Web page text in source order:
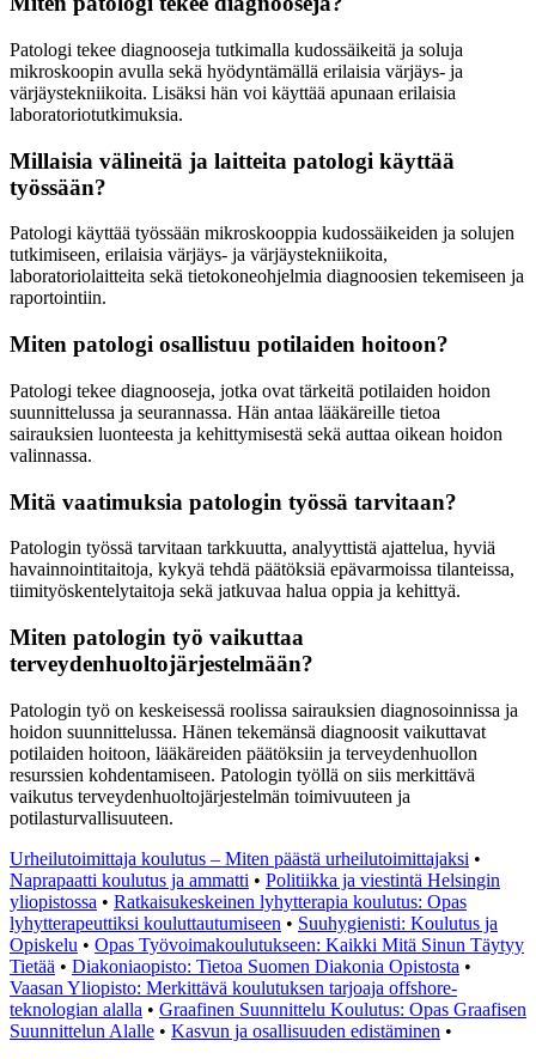
Patologi tekee diagnooseja tutkimalla kudossäikeitä ja soluja
mikroskoopin avulla sekä hyödyntämällä erilaisia värjäys- ja
värjäystekniikoita. Lisäksi hän voi käyttää apunaan erilaisia
laboratoriotutkimuksia.
Millaisia välineitä ja laitteita patologi käyttää
työssään?
Patologi käyttää työssään mikroskooppia kudossäikeiden ja solujen
tutkimiseen, erilaisia värjäys- ja värjäystekniikoita,
laboratoriolaitteita sekä tietokoneohjelmia diagnoosien tekemiseen ja
raportointiin.
Miten patologi osallistuu potilaiden hoitoon?
Patologi tekee diagnooseja, jotka ovat tärkeitä potilaiden hoidon
suunnittelussa ja seurannassa. Hän antaa lääkäreille tietoa
sairauksien luonteesta ja kehittymisestä sekä auttaa oikean hoidon
valinnassa.
Mitä vaatimuksia patologin työssä tarvitaan?
Patologin työssä tarvitaan tarkkuutta, analyyttistä ajattelua, hyviä
havainnointitaitoja, kykyä tehdä päätöksiä epävarmoissa tilanteissa,
tiimityöskentelytaitoja sekä jatkuvaa halua oppia ja kehittyä.
Miten patologin työ vaikuttaa
terveydenhuoltojärjestelmään?
Patologin työ on keskeisessä roolissa sairauksien diagnosoinnissa ja
hoidon suunnittelussa. Hänen tekemänsä diagnoosit vaikuttavat
potilaiden hoitoon, lääkäreiden päätöksiin ja terveydenhuollon
resurssien kohdentamiseen. Patologin työllä on siis merkittävä
vaikutus terveydenhuoltojärjestelmän toimivuuteen ja
potilasturvallisuuteen.
Urheilutoimittaja koulutus – Miten päästä urheilutoimittajaksi •
Naprapaatti koulutus ja ammatti • Politiikka ja viestintä Helsingin
yliopistossa • Ratkaisukeskeinen lyhytterapia koulutus: Opas
lyhytterapeuttiksi kouluttautumiseen • Suuhygienisti: Koulutus ja
Opiskelu • Opas Työvoimakoulutukseen: Kaikki Mitä Sinun Täytyy
Tietää • Diakoniaopisto: Tietoa Suomen Diakonia Opistosta •
Vaasan Yliopisto: Merkittävä koulutuksen tarjoaja offshore-
teknologian alalla • Graafinen Suunnittelu Koulutus: Opas Graafisen
Suunnittelun Alalle • Kasvun ja osallisuuden edistäminen •